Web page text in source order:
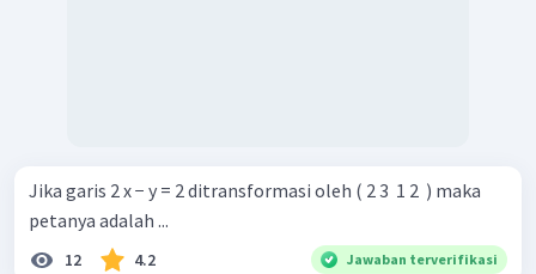
Jika garis 2 x − y = 2 ditransformasi oleh ( 2 3 ​ 1 2 ​ ) maka
petanya adalah ...
12 4.2 Jawaban terverifikasi